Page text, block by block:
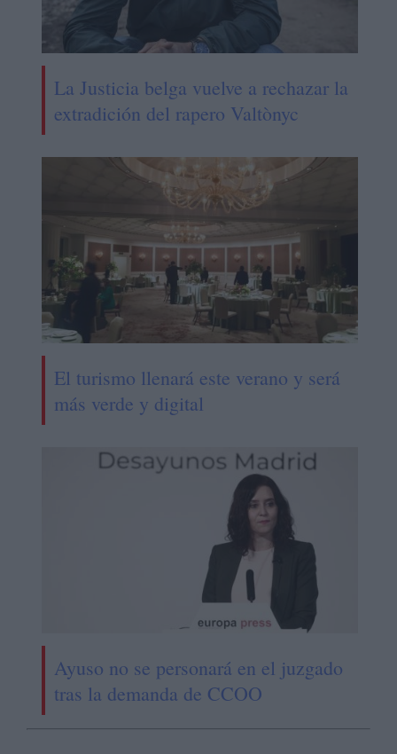
La Justicia belga vuelve a rechazar la
extradición del rapero Valtònyc
El turismo llenará este verano y será
más verde y digital
Ayuso no se personará en el juzgado
tras la demanda de CCOO